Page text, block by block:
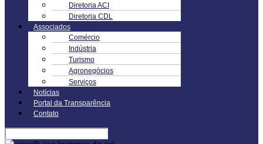
Diretoria ACI
Diretoria CDL
Associados
Comércio
Indústria
Turismo
Agronegócios
Serviços
Notícias
Portal da Transparência
Contato